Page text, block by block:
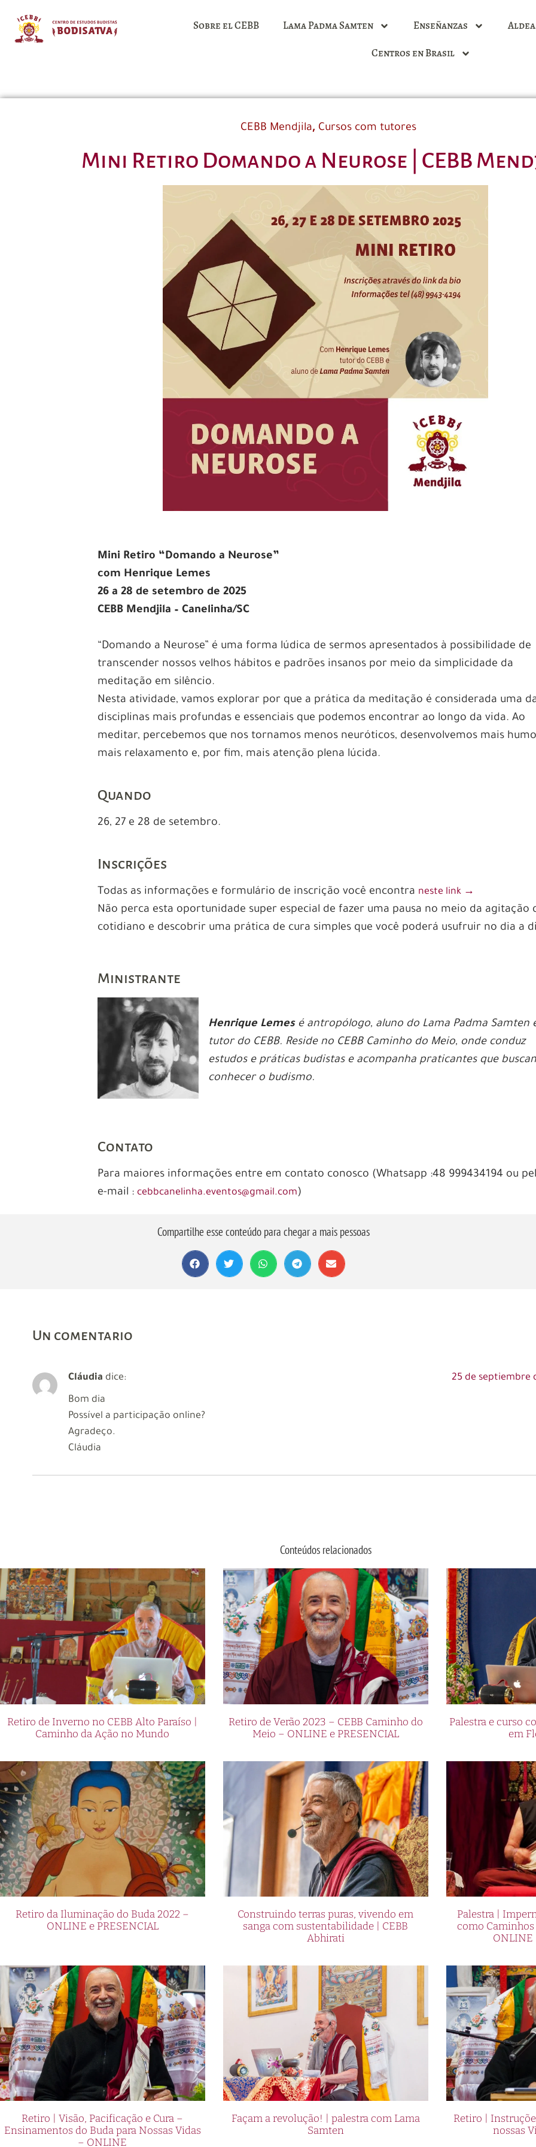
Sobre el CEBB Lama Padma Samten Enseñanzas
Centros en Brasil
CEBB Mendjila, Cursos com tutores
Mini Retiro Domando a Neurose | CEBB
Mini Retiro “Domando a Neurose”
com Henrique Lemes
26 a 28 de setembro de 2025
CEBB Mendjila – Canelinha/SC
“Domando a Neurose” é uma forma lúdica de sermos apresentados à possibilidade de
transcender nossos velhos hábitos e padrões insanos por meio da simplicidade da
meditação em silêncio.
Nesta atividade, vamos explorar por que a prática da meditação é considerada uma
disciplinas mais profundas e essenciais que podemos encontrar ao longo da vida. Ao
meditar, percebemos que nos tornamos menos neuróticos, desenvolvemos mais
mais relaxamento e, por fim, mais atenção plena lúcida.
Quando
26, 27 e 28 de setembro.
Inscrições
Todas as informações e formulário de inscrição você encontra neste link →
Não perca esta oportunidade super especial de fazer uma pausa no meio da agitação
cotidiano e descobrir uma prática de cura simples que você poderá usufruir no dia a
Ministrante
Henrique Lemes é antropólogo, aluno do Lama Padma Samten
tutor do CEBB. Reside no CEBB Caminho do Meio, onde conduz
estudos e práticas budistas e acompanha praticantes que
conhecer o budismo.
Contato
Para maiores informações entre em contato conosco (Whatsapp :48 999434194 ou
e-mail :cebbcanelinha.eventos@gmail.com)
Compartilhe esse conteúdo para chegar a mais pessoas
Un comentario
Cláudia dice: 25 de septiembre
Bom dia
Possível a participação online?
Agradeço.
Cláudia
Conteúdos relacionados
Retiro de Inverno no CEBB Alto Paraíso |
Caminho da Ação no Mundo
Retiro de Verão 2023 – CEBB Caminho do
Meio – ONLINE e PRESENCIAL
Palestra e curso
em
Retiro da Iluminação do Buda 2022 –
ONLINE e PRESENCIAL
Construindo terras puras, vivendo em
sanga com sustentabilidade | CEBB
Abhirati
Palestra |
como
ONLINE
Retiro | Visão, Pacificação e Cura –
Ensinamentos do Buda para Nossas Vidas
– ONLINE
Façam a revolução! | palestra com Lama
Samten
Retiro |
nossas